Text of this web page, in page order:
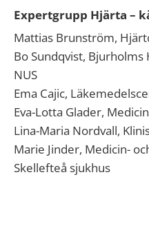
Expertgrupp Hjärta –
Mattias Brunström,
Bo Sundqvist,
NUS
Ema Cajic,
Eva-Lotta Glader,
Lina-Maria Nordvall,
Marie Jinder, Medicin-
Skellefteå sjukhus